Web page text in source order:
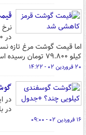
اما قیمت گوشت مرغ تازه
کیلو ۷۹.۸۰۰ تومان رسیده است.
۲۰ فروردین ۰۲ - ۱۴:۲۲
در
در
۱۶ فروردین ۰۲ - ۰۹:۰۰